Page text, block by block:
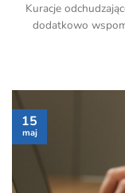
Kuracje
dodatkowo
15
maj